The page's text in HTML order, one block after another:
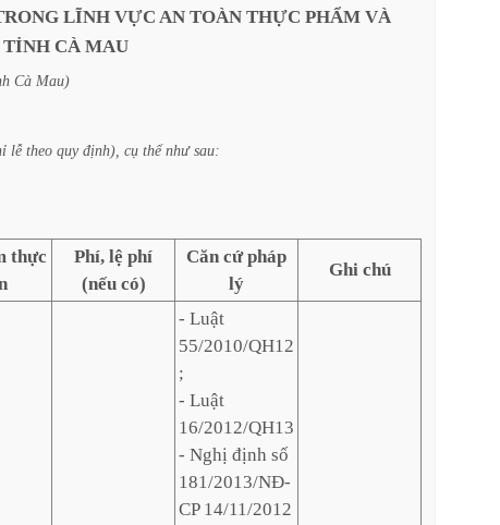
LĨNH VỰC AN TOÀN THỰC PHẨM VÀ
TỈNH CÀ MAU
Cà Mau)
lễ theo quy định), cụ thể như sau:
thực
Phí, lệ phí
(nếu có)
Căn cứ pháp
lý
Ghi chú
- Luật
55/2010/QH12
;
- Luật
16/2012/QH13
- Nghị định số
181/2013/NĐ-
CP 14/11/2012